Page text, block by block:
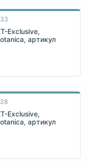
Exclusive,
артикул
Exclusive,
артикул